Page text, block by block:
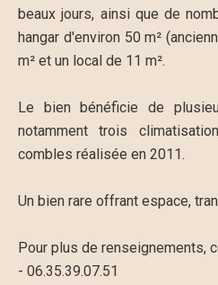
beaux jours, ainsi que de
hangar d'environ 50 m²
m² et un local de 11 m².
Le bien bénéficie de
notamment trois
combles réalisée en 2011.
Un bien rare offrant espace,
Pour plus de renseignements,
- 06.35.39.07.51